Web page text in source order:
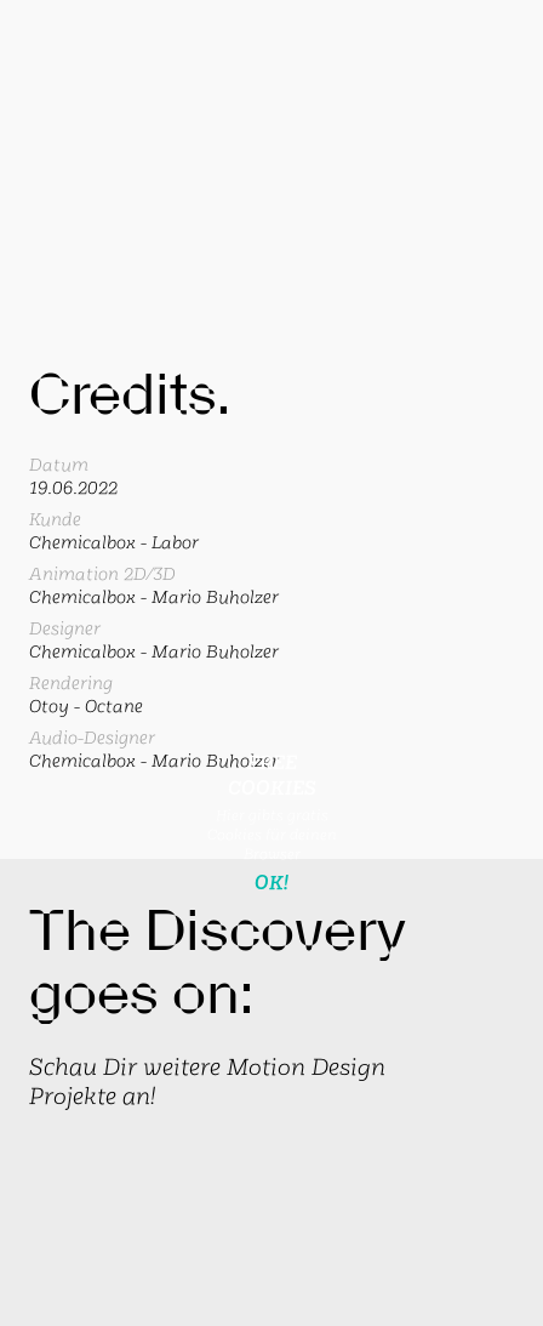
Credits.
Datum
19.06.2022
Kunde
Chemicalbox - Labor
Animation 2D/3D
Chemicalbox - Mario Buholzer
Designer
Chemicalbox - Mario Buholzer
Rendering
Otoy - Octane
Audio-Designer
Chemicalbox - Mario Buholzer
The Discovery
goes on:
Schau Dir weitere Motion Design
Projekte an!
FREE
OK!